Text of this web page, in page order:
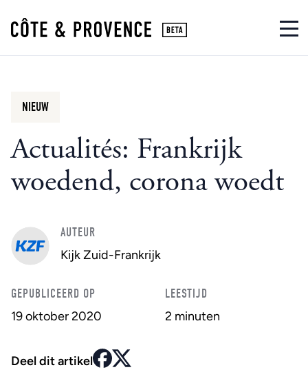
Actualités: Frankrijk
woedend, corona woedt
NIEUW
AUTEUR
Kijk Zuid-Frankrijk
GEPUBLICEERD OP
19 oktober 2020
LEESTIJD
2 minuten
Deel dit artikel